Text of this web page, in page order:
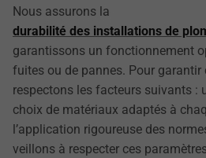
Nous assurons la
durabilité des installations de
garantissons un fonctionnement
fuites ou de pannes. Pour
respectons les facteurs suivants :
choix de matériaux adaptés à
l’application rigoureuse des
veillons à respecter ces